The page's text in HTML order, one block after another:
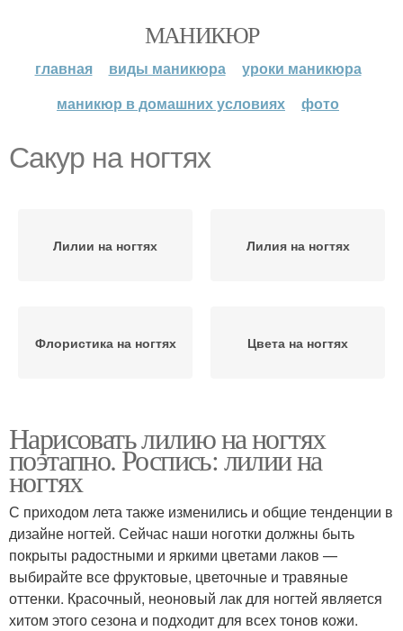
МАНИКЮР
главная виды маникюра
уроки маникюра
маникюр в домашних условиях
фото
Сакур на ногтях
Лилии на ногтях Лилия на ногтях
Флористика на ногтях Цвета на ногтях
Нарисовать лилию на ногтях
поэтапно. Роспись: лилии на
ногтях
С приходом лета также изменились и общие тенденции в
дизайне ногтей. Сейчас наши ноготки должны быть
покрыты радостными и яркими цветами лаков —
выбирайте все фруктовые, цветочные и травяные
оттенки. Красочный, неоновый лак для ногтей является
хитом этого сезона и подходит для всех тонов кожи.